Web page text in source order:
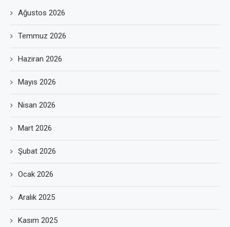
Ağustos 2026
Temmuz 2026
Haziran 2026
Mayıs 2026
Nisan 2026
Mart 2026
Şubat 2026
Ocak 2026
Aralık 2025
Kasım 2025